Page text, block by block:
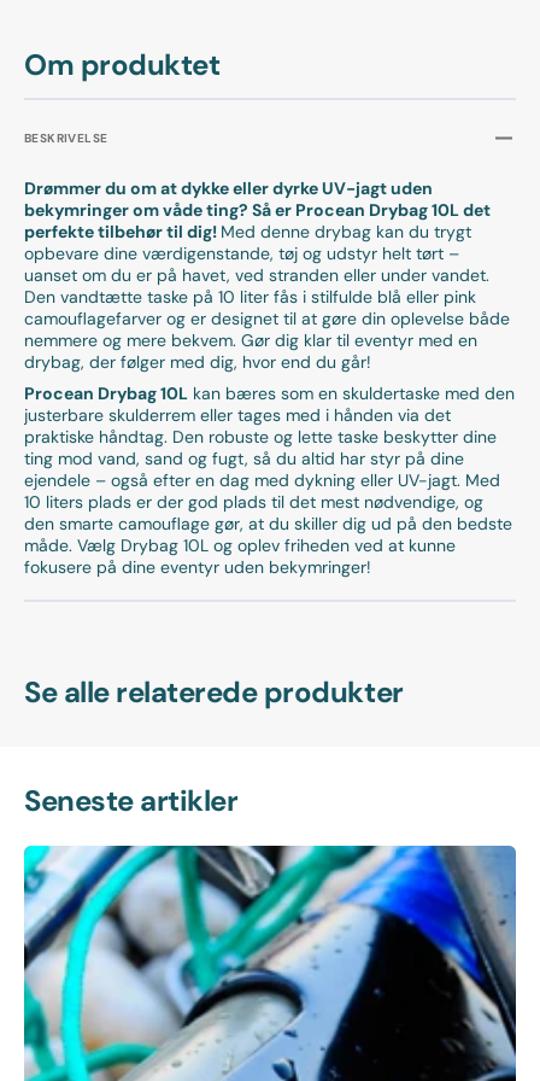
Om produktet
BESKRIVELSE
Drømmer du om at dykke eller dyrke UV-jagt uden
bekymringer om våde ting? Så er Procean Drybag 10L det
perfekte tilbehør til dig! Med denne drybag kan du trygt
opbevare dine værdigenstande, tøj og udstyr helt tørt –
uanset om du er på havet, ved stranden eller under vandet.
Den vandtætte taske på 10 liter fås i stilfulde blå eller pink
camouflagefarver og er designet til at gøre din oplevelse både
nemmere og mere bekvem. Gør dig klar til eventyr med en
drybag, der følger med dig, hvor end du går!
Procean Drybag 10L kan bæres som en skuldertaske med den
justerbare skulderrem eller tages med i hånden via det
praktiske håndtag. Den robuste og lette taske beskytter dine
ting mod vand, sand og fugt, så du altid har styr på dine
ejendele – også efter en dag med dykning eller UV-jagt. Med
10 liters plads er der god plads til det mest nødvendige, og
den smarte camouflage gør, at du skiller dig ud på den bedste
måde. Vælg Drybag 10L og oplev friheden ved at kunne
fokusere på dine eventyr uden bekymringer!
Se alle relaterede produkter
Seneste artikler